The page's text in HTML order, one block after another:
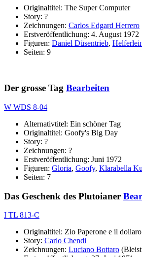
Originaltitel: The Super Computer
Story: ?
Zeichnungen: Carlos Edgard Herrero
Erstveröffentlichung: 4. August 1972
Figuren: Daniel Düsentrieb,
Seiten: 9
Der grosse Tag Bearbeiten
W WDS 8-04
Alternativtitel: Ein schöner Tag
Originaltitel: Goofy's Big Day
Story: ?
Zeichnungen: ?
Erstveröffentlichung: Juni 1972
Figuren: Gloria, Goofy, Klarabella
Seiten: 7
Das Geschenk des Plutoianer
I TL 813-C
Originaltitel: Zio Paperone e il dollaro
Story: Carlo Chendi
Zeichnungen: Luciano Bottaro